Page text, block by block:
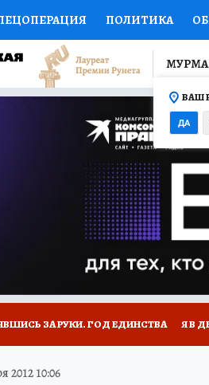
ПОЛИТИКА
СПОРТ КОЛУМНИСТЫ
ДОКТОР ФИНАНСЫ
ПРОГНОЗЫ НА СПОРТ
ТЕЛЕВИЗОР
НОВОЕ НА САЙТЕ
ВАШ
ДА
ЗА РУКИ. ГОД ЕДИНСТВА Я В
КП В МАХ
2012 10:06